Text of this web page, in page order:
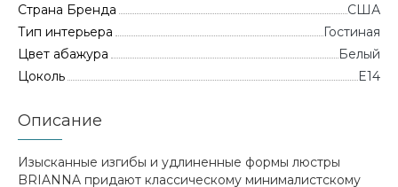
Страна Бренда
CША
Тип интерьера
Гостиная
Цвет абажура
Белый
Цоколь
E14
Описание
Изысканные изгибы и удлиненные формы люстры
BRIANNA придают классическому минималистскому